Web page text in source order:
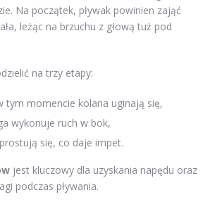
Na początek, pływak powinien zająć
leżąc na brzuchu z głową tuż pod
na trzy etapy:
tym momencie kolana uginają się,
wykonuje ruch w bok,
się, co daje impet.
jest kluczowy dla uzyskania napędu oraz
podczas pływania.